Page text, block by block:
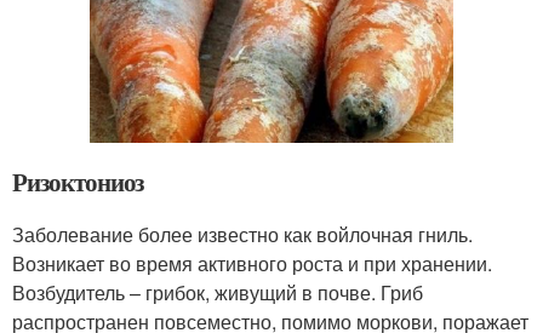
Ризоктониоз
Заболевание более известно как войлочная гниль.
Возникает во время активного роста и при хранении.
Возбудитель – грибок, живущий в почве. Гриб
распространен повсеместно, помимо моркови, поражает